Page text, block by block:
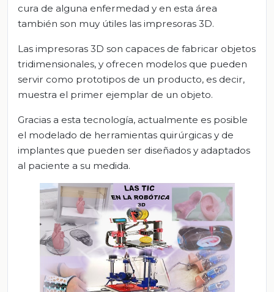
cura de alguna enfermedad y en esta área
también son muy útiles las impresoras 3D.
Las impresoras 3D son capaces de fabricar objetos
tridimensionales, y ofrecen modelos que pueden
servir como prototipos de un producto, es decir,
muestra el primer ejemplar de un objeto.
Gracias a esta tecnología, actualmente es posible
el modelado de herramientas quirúrgicas y de
implantes que pueden ser diseñados y adaptados
al paciente a su medida.